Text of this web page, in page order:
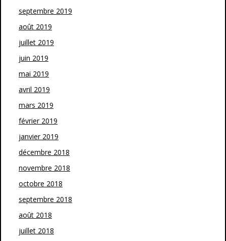
septembre 2019
août 2019
juillet 2019
juin 2019
mai 2019
avril 2019
mars 2019
février 2019
janvier 2019
décembre 2018
novembre 2018
octobre 2018
septembre 2018
août 2018
juillet 2018